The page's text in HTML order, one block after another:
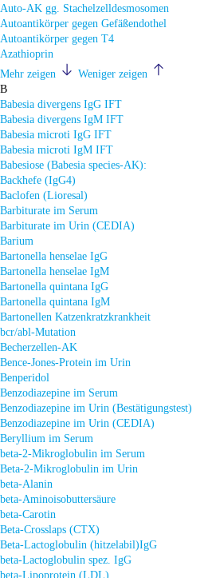
Auto-AK gg. Stachelzelldesmosomen
Autoantikörper gegen Gefäßendothel
Autoantikörper gegen T4
Azathioprin
Mehr zeigen
Weniger zeigen
B
Babesia divergens IgG IFT
Babesia divergens IgM IFT
Babesia microti IgG IFT
Babesia microti IgM IFT
Babesiose (Babesia species-AK):
Backhefe (IgG4)
Baclofen (Lioresal)
Barbiturate im Serum
Barbiturate im Urin (CEDIA)
Barium
Bartonella henselae IgG
Bartonella henselae IgM
Bartonella quintana IgG
Bartonella quintana IgM
Bartonellen Katzenkratzkrankheit
bcr/abl-Mutation
Becherzellen-AK
Bence-Jones-Protein im Urin
Benperidol
Benzodiazepine im Serum
Benzodiazepine im Urin (Bestätigungstest)
Benzodiazepine im Urin (CEDIA)
Beryllium im Serum
beta-2-Mikroglobulin im Serum
Beta-2-Mikroglobulin im Urin
beta-Alanin
beta-Aminoisobuttersäure
beta-Carotin
Beta-Crosslaps (CTX)
Beta-Lactoglobulin (hitzelabil)IgG
beta-Lactoglobulin spez. IgG
beta-Lipoprotein (LDL)